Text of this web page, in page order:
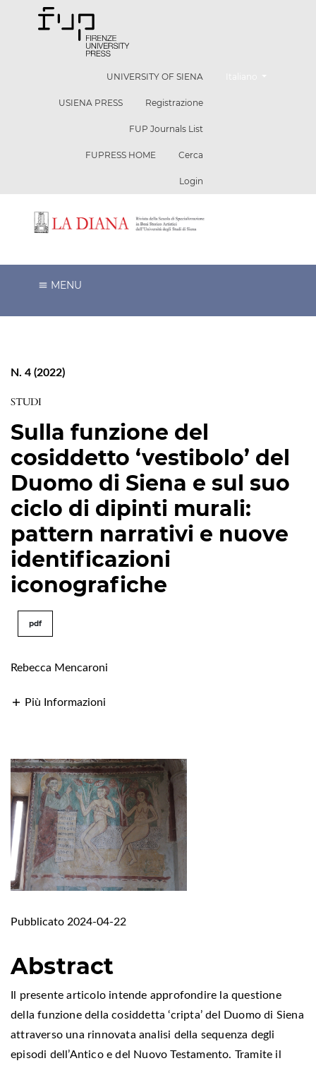
UNIVERSITY OF SIENA
USIENA PRESS Registrazione
FUP Journals List
FUPRESS HOME Cerca
Login
MENU
N. 4 (2022)
STUDI
Sulla funzione del
cosiddetto ‘vestibolo’ del
Duomo di Siena e sul suo
ciclo di dipinti murali:
pattern narrativi e nuove
identificazioni
iconografiche
pdf
Rebecca Mencaroni
Più Informazioni
Pubblicato 2024-04-22
Abstract
Il presente articolo intende approfondire la questione
della funzione della cosiddetta ‘cripta’ del Duomo di Siena
attraverso una rinnovata analisi della sequenza degli
episodi dell’Antico e del Nuovo Testamento. Tramite il